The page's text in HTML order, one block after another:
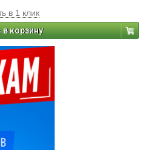
в 1 клик
корзину